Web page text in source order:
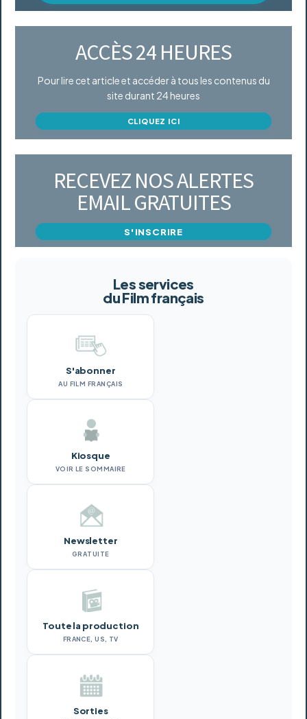
ACCÈS 24 HEURES
Pour lire cet article et accéder à tous les contenus du
site durant 24 heures
CLIQUEZ ICI
RECEVEZ NOS ALERTES
EMAIL GRATUITES
S'INSCRIRE
Les services
du Film français
S'abonner
AU FILM FRANÇAIS
Kiosque
VOIR LE SOMMAIRE
Newsletter
GRATUITE
Toute la production
FRANCE, US, TV
Sorties